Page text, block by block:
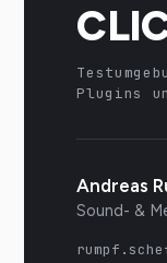
Plugins
Andreas
Sound- &